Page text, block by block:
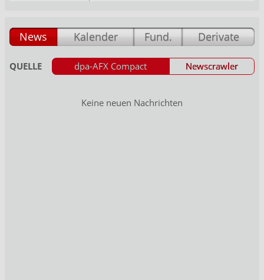
News Kalender Fund. Derivate
QUELLE dpa-AFX Compact Newscrawler
Keine neuen Nachrichten